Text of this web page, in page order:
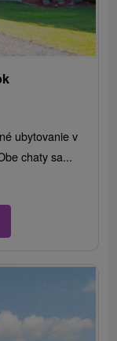
ubytovanie v
chaty sa...